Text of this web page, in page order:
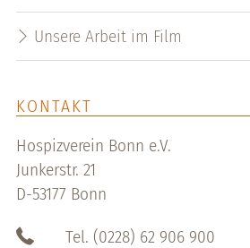
Unsere Arbeit im Film
KONTAKT
Hospizverein Bonn e.V.
Junkerstr. 21
D-53177 Bonn
Tel. (0228) 62 906 900